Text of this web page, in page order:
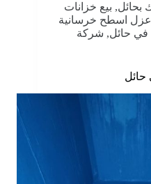
بحائل, بيع خزانات
اسطح خرسانية
حائل, شركة
حائل